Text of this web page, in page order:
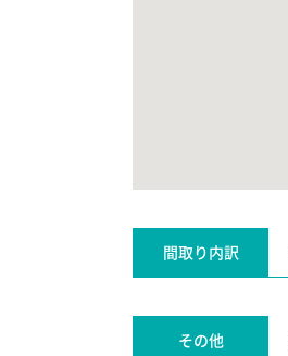
間取り内訳
その他